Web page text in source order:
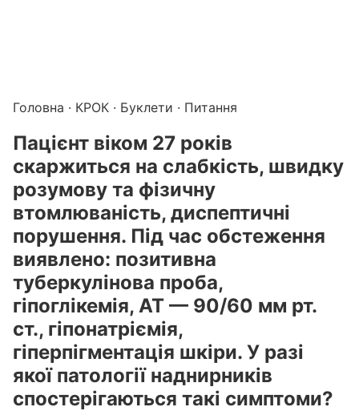
Головна · КРОК · Буклети · Питання
Пацієнт віком 27 років
скаржиться на слабкість, швидку
розумову та фізичну
втомлюваність, диспептичні
порушення. Під час обстеження
виявлено: позитивна
туберкулінова проба,
гіпоглікемія, АТ — 90/60 мм рт.
ст., гіпонатріємія,
гіперпігментація шкіри. У разі
якої патології наднирників
спостерігаються такі симптоми?